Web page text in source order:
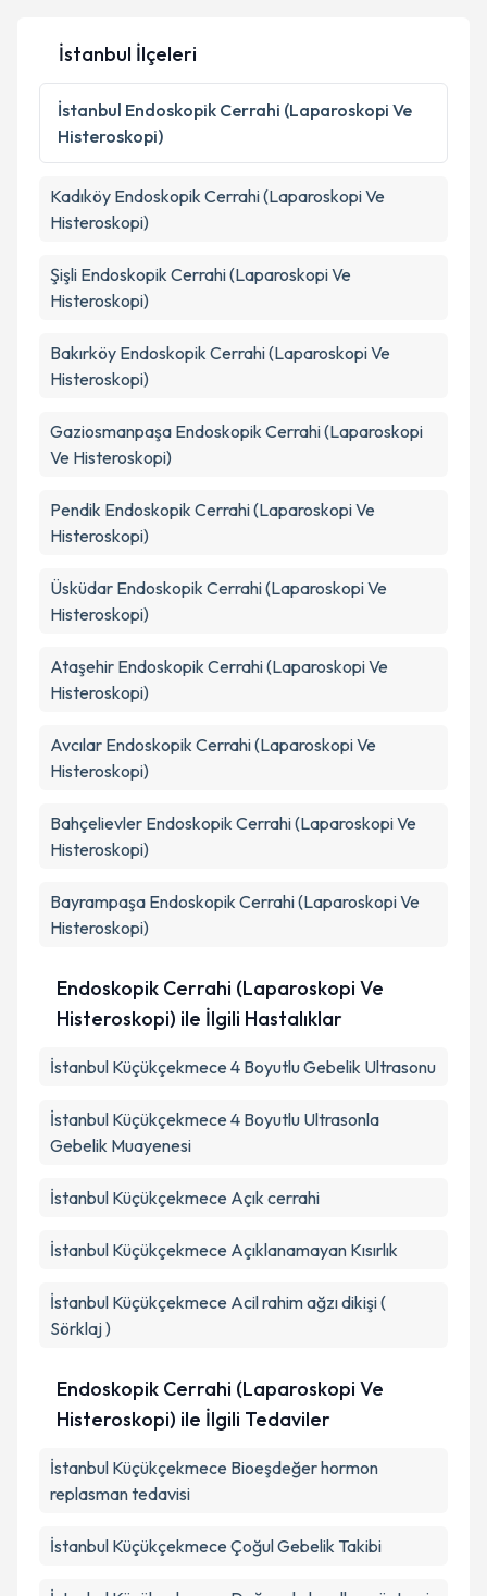
Kişisel verilerimin işlenmesine ilişkinAydınlatma
Metni
'ni okudum ve kişisel verilerimin belirtilen
kapsamda işlenmesini kabul ediyorum.
Takvim Talebini Gönder
İstanbul İlçeleri
İstanbul Endoskopik Cerrahi (Laparoskopi Ve
Histeroskopi)
Kadıköy Endoskopik Cerrahi (Laparoskopi Ve
Histeroskopi)
Şişli Endoskopik Cerrahi (Laparoskopi Ve
Histeroskopi)
Bakırköy Endoskopik Cerrahi (Laparoskopi Ve
Histeroskopi)
Gaziosmanpaşa Endoskopik Cerrahi (Laparoskopi
Ve Histeroskopi)
Pendik Endoskopik Cerrahi (Laparoskopi Ve
Histeroskopi)
Üsküdar Endoskopik Cerrahi (Laparoskopi Ve
Histeroskopi)
Ataşehir Endoskopik Cerrahi (Laparoskopi Ve
Histeroskopi)
Avcılar Endoskopik Cerrahi (Laparoskopi Ve
Histeroskopi)
Bahçelievler Endoskopik Cerrahi (Laparoskopi Ve
Histeroskopi)
Bayrampaşa Endoskopik Cerrahi (Laparoskopi Ve
Histeroskopi)
Endoskopik Cerrahi (Laparoskopi Ve
Histeroskopi) ile İlgili Hastalıklar
İstanbul Küçükçekmece 4 Boyutlu Gebelik Ultrasonu
İstanbul Küçükçekmece 4 Boyutlu Ultrasonla
Gebelik Muayenesi
İstanbul Küçükçekmece Açık cerrahi
İstanbul Küçükçekmece Açıklanamayan Kısırlık
İstanbul Küçükçekmece Acil rahim ağzı dikişi (
Sörklaj )
Endoskopik Cerrahi (Laparoskopi Ve
Histeroskopi) ile İlgili Tedaviler
İstanbul Küçükçekmece Bioeşdeğer hormon
replasman tedavisi
İstanbul Küçükçekmece Çoğul Gebelik Takibi